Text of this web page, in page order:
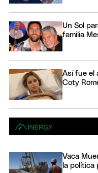
Un Sol
familia
Así fue el
Coty
Vaca
la política